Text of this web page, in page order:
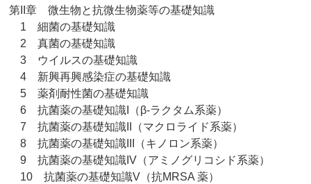
第II章 微生物と抗微生物薬等の基礎知識
1 細菌の基礎知識
2 真菌の基礎知識
3 ウイルスの基礎知識
4 新興再興感染症の基礎知識
5 薬剤耐性菌の基礎知識
6 抗菌薬の基礎知識I（β-ラクタム系薬）
7 抗菌薬の基礎知識II（マクロライド系薬）
8 抗菌薬の基礎知識III（キノロン系薬）
9 抗菌薬の基礎知識IV（アミノグリコシド系薬）
10 抗菌薬の基礎知識V（抗MRSA 薬）